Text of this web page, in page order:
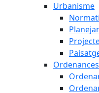
Urbanisme